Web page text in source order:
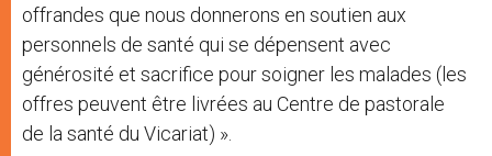
offrandes que nous donnerons en soutien aux
personnels de santé qui se dépensent avec
générosité et sacrifice pour soigner les malades (les
offres peuvent être livrées au Centre de pastorale
de la santé du Vicariat) ».